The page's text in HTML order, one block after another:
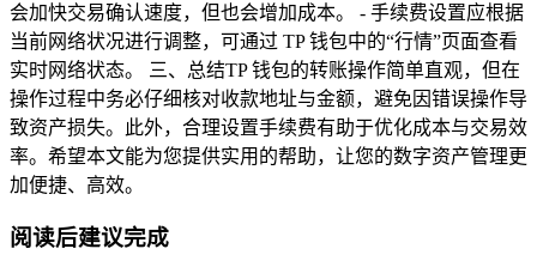
会加快交易确认速度，但也会增加成本。 - 手续费设置应根据
当前网络状况进行调整，可通过 TP 钱包中的“行情”页面查看
实时网络状态。 三、总结TP 钱包的转账操作简单直观，但在
操作过程中务必仔细核对收款地址与金额，避免因错误操作导
致资产损失。此外，合理设置手续费有助于优化成本与交易效
率。希望本文能为您提供实用的帮助，让您的数字资产管理更
加便捷、高效。
阅读后建议完成